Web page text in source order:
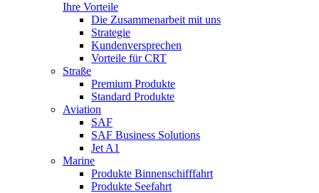
Ihre Vorteile
Die Zusammenarbeit mit uns
Strategie
Kundenversprechen
Vorteile für CRT
Straße
Premium Produkte
Standard Produkte
Aviation
SAF
SAF Business Solutions
Jet A1
Marine
Produkte Binnenschifffahrt
Produkte Seefahrt